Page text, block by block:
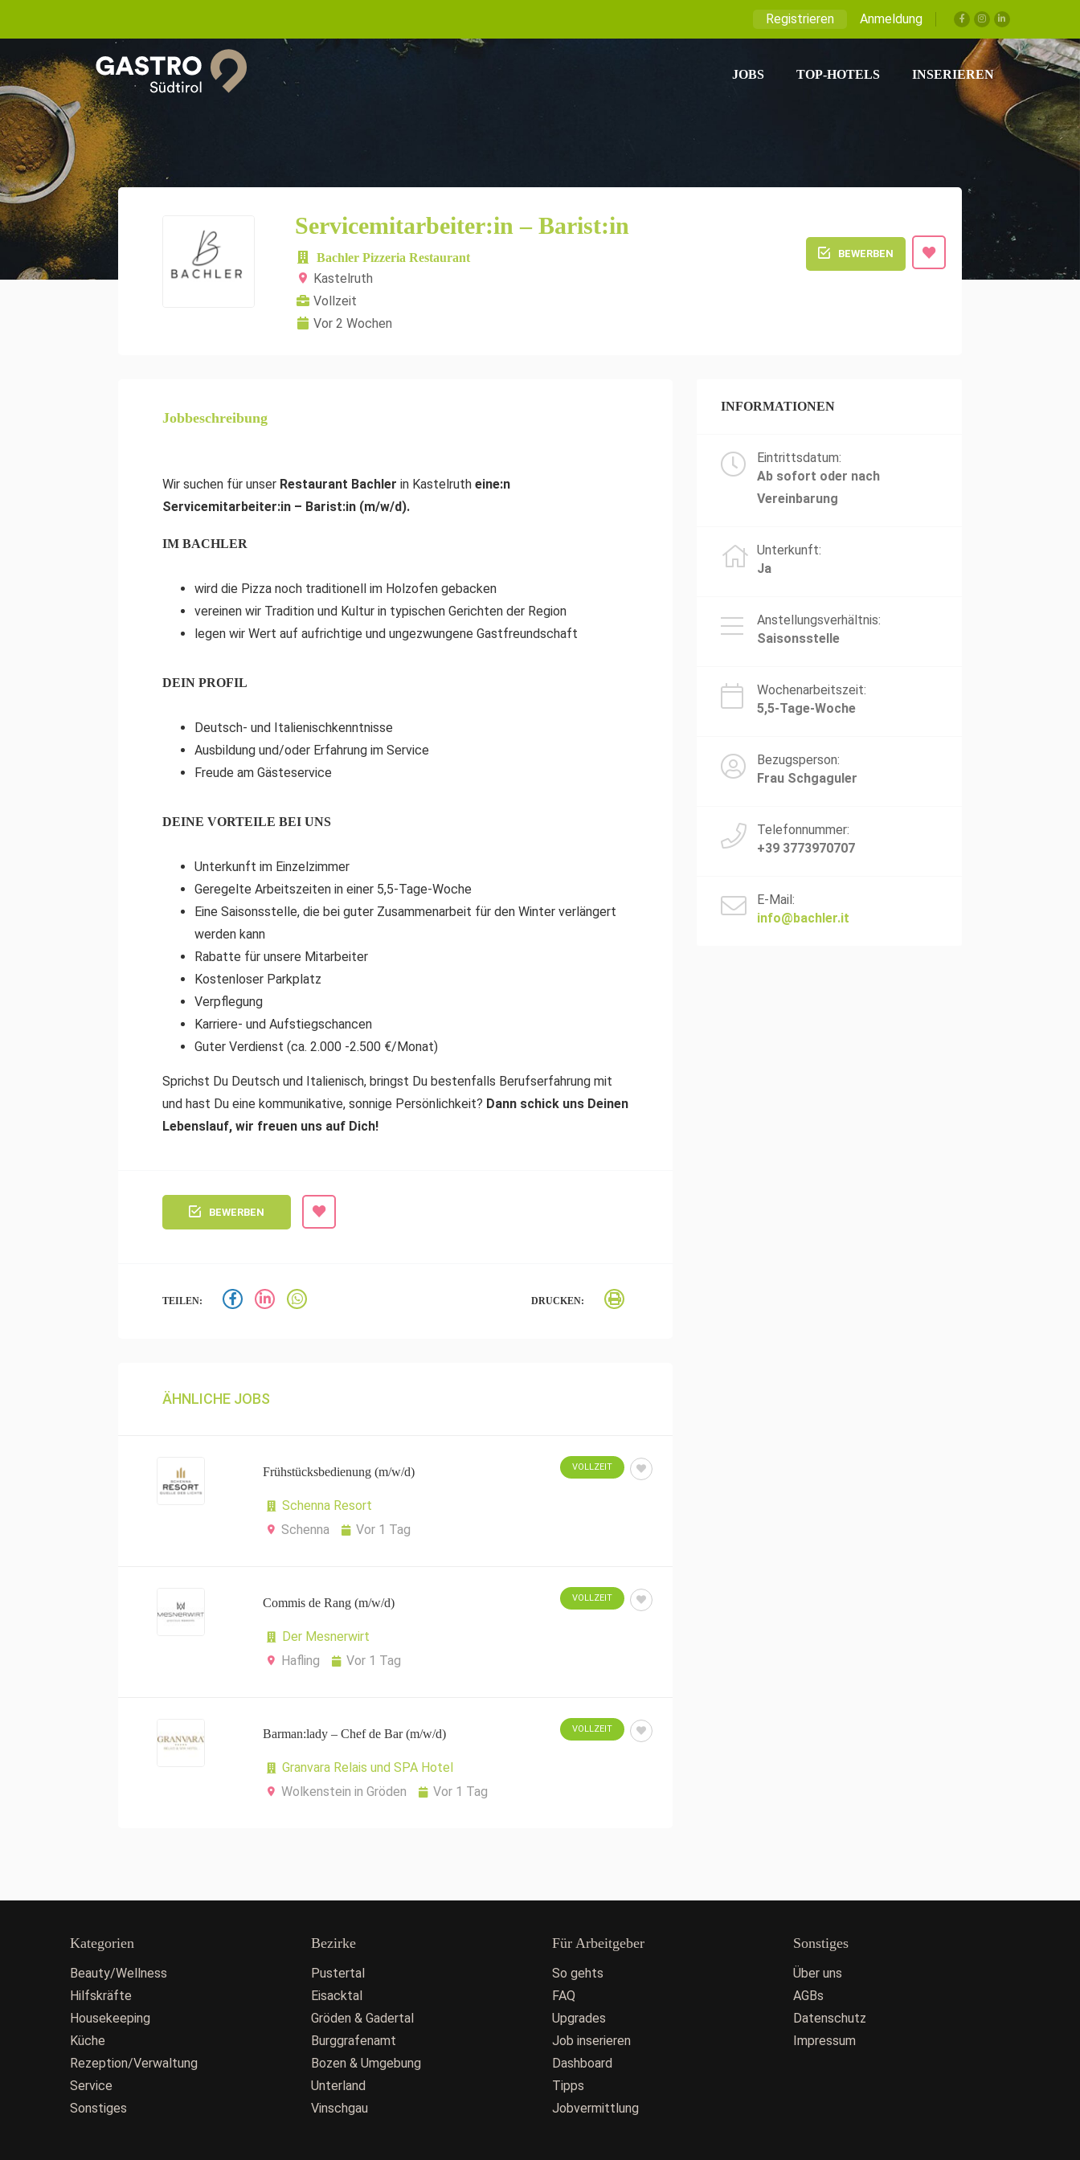
Registrieren Anmeldung
JOBS TOP-HOTELS INSERIEREN
Servicemitarbeiter:in – Barist:in
Bachler Pizzeria Restaurant
Kastelruth
Vollzeit
Vor 2 Wochen
BEWERBEN
Jobbeschreibung
Wir suchen für unser Restaurant Bachler in Kastelruth eine:n
Servicemitarbeiter:in – Barist:in (m/w/d).
IM BACHLER
wird die Pizza noch traditionell im Holzofen gebacken
vereinen wir Tradition und Kultur in typischen Gerichten der Region
legen wir Wert auf aufrichtige und ungezwungene Gastfreundschaft
DEIN PROFIL
Deutsch- und Italienischkenntnisse
Ausbildung und/oder Erfahrung im Service
Freude am Gästeservice
DEINE VORTEILE BEI UNS
Unterkunft im Einzelzimmer
Geregelte Arbeitszeiten in einer 5,5-Tage-Woche
Eine Saisonsstelle, die bei guter Zusammenarbeit für den Winter verlängert
werden kann
Rabatte für unsere Mitarbeiter
Kostenloser Parkplatz
Verpflegung
Karriere- und Aufstiegschancen
Guter Verdienst (ca. 2.000 -2.500 €/Monat)
Sprichst Du Deutsch und Italienisch, bringst Du bestenfalls Berufserfahrung mit
und hast Du eine kommunikative, sonnige Persönlichkeit? Dann schick uns Deinen
Lebenslauf, wir freuen uns auf Dich!
BEWERBEN
TEILEN: DRUCKEN:
ÄHNLICHE JOBS
Frühstücksbedienung (m/w/d)
Schenna Resort
Schenna
Vor 1 Tag
VOLLZEIT
Commis de Rang (m/w/d)
Der Mesnerwirt
Hafling
Vor 1 Tag
VOLLZEIT
Barman:lady – Chef de Bar (m/w/d)
Granvara Relais und SPA Hotel
Wolkenstein in Gröden
Vor 1 Tag
VOLLZEIT
INFORMATIONEN
Eintrittsdatum:
Ab sofort oder nach
Vereinbarung
Unterkunft:
Ja
Anstellungsverhältnis:
Saisonsstelle
Wochenarbeitszeit:
5,5-Tage-Woche
Bezugsperson:
Frau Schgaguler
Telefonnummer:
+39 3773970707
E-Mail:
info@bachler.it
Kategorien
Beauty/Wellness
Hilfskräfte
Housekeeping
Küche
Rezeption/Verwaltung
Service
Sonstiges
Bezirke
Pustertal
Eisacktal
Gröden & Gadertal
Burggrafenamt
Bozen & Umgebung
Unterland
Vinschgau
Für Arbeitgeber
So gehts
FAQ
Upgrades
Job inserieren
Dashboard
Tipps
Jobvermittlung
Sonstiges
Über uns
AGBs
Datenschutz
Impressum